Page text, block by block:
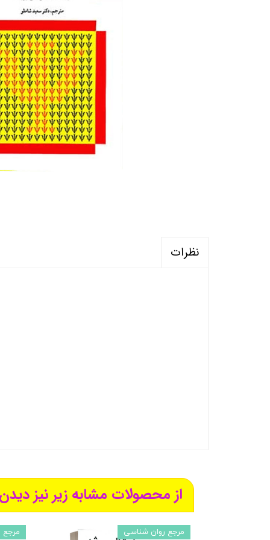
منابع آزمون استخدامی آموزگار ابتدایی
کتب
نظرات
مرجع
مرجع روان شناسی
از محصولات مشابه زیر نیز